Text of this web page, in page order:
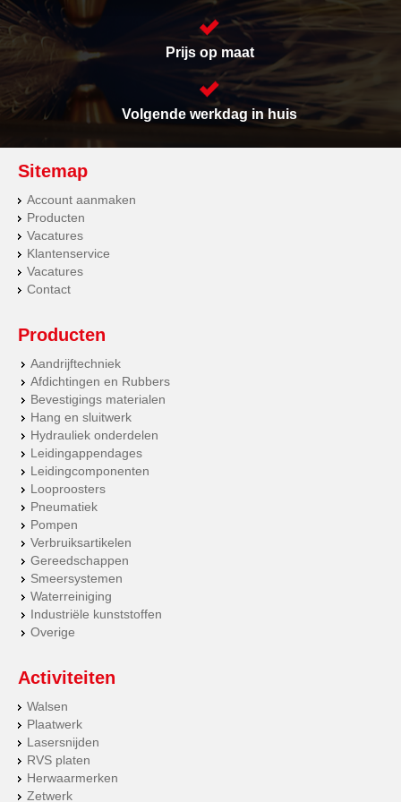
Prijs op maat
Volgende werkdag in huis
Sitemap
Account aanmaken
Producten
Vacatures
Klantenservice
Vacatures
Contact
Producten
Aandrijftechniek
Afdichtingen en Rubbers
Bevestigings materialen
Hang en sluitwerk
Hydrauliek onderdelen
Leidingappendages
Leidingcomponenten
Looproosters
Pneumatiek
Pompen
Verbruiksartikelen
Gereedschappen
Smeersystemen
Waterreiniging
Industriële kunststoffen
Overige
Activiteiten
Walsen
Plaatwerk
Lasersnijden
RVS platen
Herwaarmerken
Zetwerk